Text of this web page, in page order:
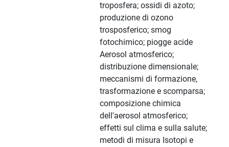
troposfera; ossidi di azoto;
produzione di ozono
trosposferico; smog
fotochimico; piogge acide
Aerosol atmosferico;
distribuzione dimensionale;
meccanismi di formazione,
trasformazione e scomparsa;
composizione chimica
dell'aerosol atmosferico;
effetti sul clima e sulla salute;
metodi di misura Isotopi e